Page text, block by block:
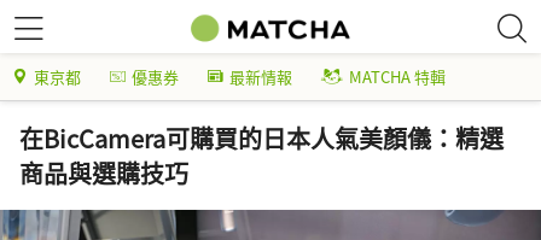
東京都 優惠券 最新情報 MATCHA 特輯
在BicCamera可購買的日本人氣美顏儀：精選
商品與選購技巧